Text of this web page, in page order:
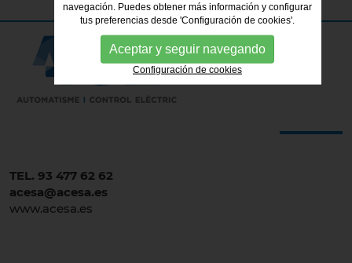
TEL. 93 477 62 62
acesa@acesa.es
www.acesa.es
navegación. Puedes obtener más información y configurar
tus preferencias desde 'Configuración de cookies'.
Aceptar y seguir navegando
Configuración de cookies